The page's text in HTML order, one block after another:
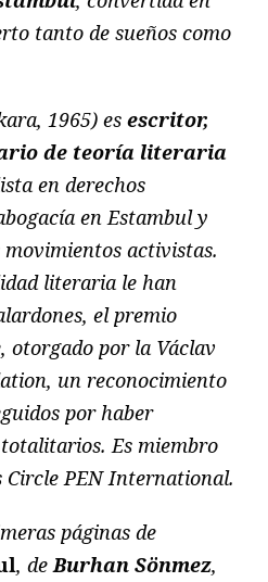
tanto de sueños como
1965) es escritor,
de teoría literaria
en derechos
en Estambul y
activistas.
literaria le han
el premio
otorgado por la Václav
un reconocimiento
por haber
Es miembro
PEN International.
páginas de
, deBurhan Sönmez,